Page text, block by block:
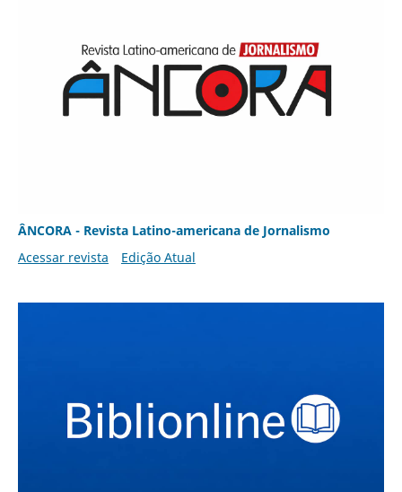
ÂNCORA - Revista Latino-americana de Jornalismo
Acessar revista
Edição Atual